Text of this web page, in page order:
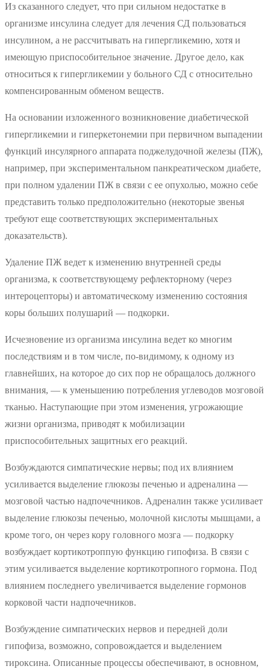
Из сказанного следует, что при сильном недостатке в
организме инсулина следует для лечения СД пользоваться
инсулином, а не рассчитывать на гипергликемию, хотя и
имеющую приспособительное значение. Другое дело, как
относиться к гипергликемии у больного СД с относительно
компенсированным обменом веществ.
На основании изложенного возникновение диабетической
гипергликемии и гиперкетонемии при первичном выпадении
функций инсулярного аппарата поджелудочной железы (ПЖ),
например, при экспериментальном панкреатическом диабете,
при полном удалении ПЖ в связи с ее опухолью, можно себе
представить только предположительно (некоторые звенья
требуют еще соответствующих экспериментальных
доказательств).
Удаление ПЖ ведет к изменению внутренней среды
организма, к соответствующему рефлекторному (через
интероцепторы) и автоматическому изменению состояния
коры больших полушарий — подкорки.
Исчезновение из организма инсулина ведет ко многим
последствиям и в том числе, по-видимому, к одному из
главнейших, на которое до сих пор не обращалось должного
внимания, — к уменьшению потребления углеводов мозговой
тканью. Наступающие при этом изменения, угрожающие
жизни организма, приводят к мобилизации
приспособительных защитных его реакций.
Возбуждаются симпатические нервы; под их влиянием
усиливается выделение глюкозы печенью и адреналина —
мозговой частью надпочечников. Адреналин также усиливает
выделение глюкозы печенью, молочной кислоты мышцами, а
кроме того, он через кору головного мозга — подкорку
возбуждает кортикотроппую функцию гипофиза. В связи с
этим усиливается выделение кортикотропного гормона. Под
влиянием последнего увеличивается выделение гормонов
корковой части надпочечников.
Возбуждение симпатических нервов и передней доли
гипофиза, возможно, сопровождается и выделением
тироксина. Описанные процессы обеспечивают, в основном,